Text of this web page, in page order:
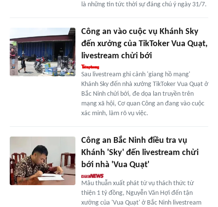
là những tin tức thời sự đáng chú ý ngày 31/7.
Công an vào cuộc vụ Khánh Sky
đến xưởng của TikToker Vua Quạt,
livestream chửi bới
Sau livestream ghi cảnh 'giang hồ mạng'
Khánh Sky đến nhà xưởng TikToker Vua Quạt ở
Bắc Ninh chửi bới, đe dọa lan truyền trên
mạng xã hội, Cơ quan Công an đang vào cuộc
xác minh, làm rõ vụ việc.
Công an Bắc Ninh điều tra vụ
Khánh 'Sky' đến livestream chửi
bới nhà 'Vua Quạt'
Mâu thuẫn xuất phát từ vụ thách thức từ
thiện 1 tỷ đồng, Nguyễn Văn Hợi đến tận
xưởng của 'Vua Quạt' ở Bắc Ninh livestream